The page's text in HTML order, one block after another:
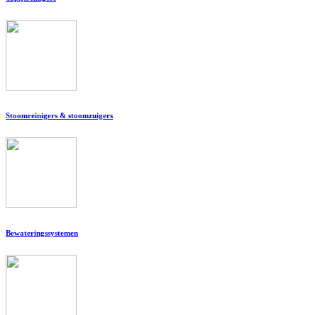
Stoomreinigers & stoomzuigers
Bewateringssystemen